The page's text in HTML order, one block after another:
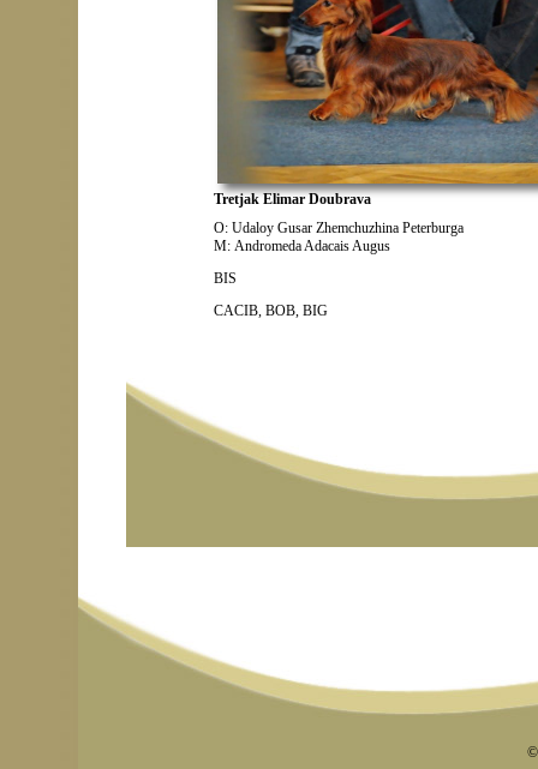
Tretjak Elimar Doubrava
O: Udaloy Gusar Zhemchuzhina Peterburga
M: Andromeda Adacais Augus
BIS
CACIB, BOB, BIG